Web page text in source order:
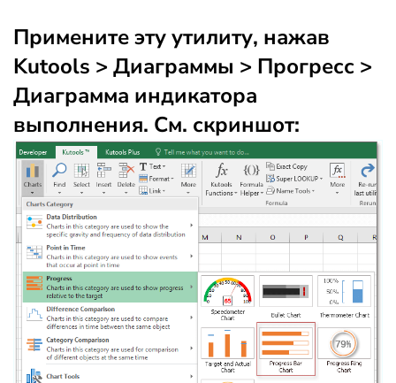
Примените эту утилиту, нажав
Kutools > Диаграммы > Прогресс >
Диаграмма индикатора
выполнения. См. скриншот: